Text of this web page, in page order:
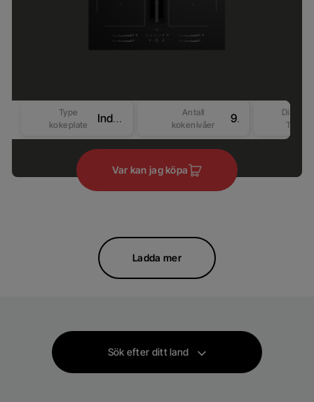
Type
kokeplate
Induksjon
Antall
kokenivåer
9
Display
Type
Var kan jag köpa
Ladda mer
Sök efter ditt land